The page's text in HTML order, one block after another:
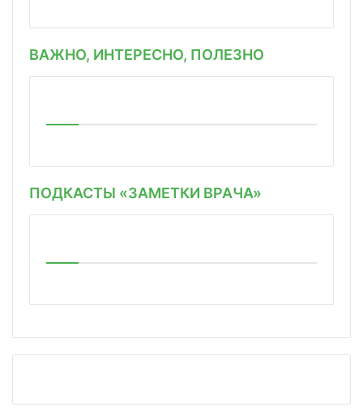
ВАЖНО, ИНТЕРЕСНО, ПОЛЕЗНО
ПОДКАСТЫ «ЗАМЕТКИ ВРАЧА»